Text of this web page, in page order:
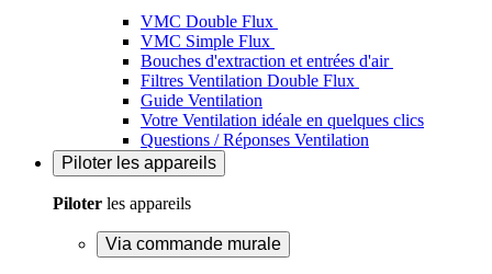
VMC Double Flux
VMC Simple Flux
Bouches d'extraction et entrées d'air
Filtres Ventilation Double Flux
Guide Ventilation
Votre Ventilation idéale en quelques clics
Questions / Réponses Ventilation
Piloter les appareils
Piloter les appareils
Via commande murale